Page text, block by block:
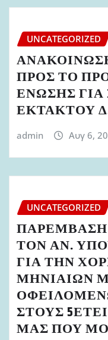
UNCATEGORIZED
ΠΡΟΣ ΤΟ
ΕΝΩΣΗΣ
ΕΚΤΑΚΤΟΥ
admin Αυγ 6,
UNCATEGORIZED
ΠΑΡΕΜΒΑΣΗ
ΤΟΝ ΑΝ.
ΓΙΑ ΤΗΝ
ΜΗΝΙΑΙΩΝ
ΣΤΟΥΣ
ΜΑΣ ΠΟΥ